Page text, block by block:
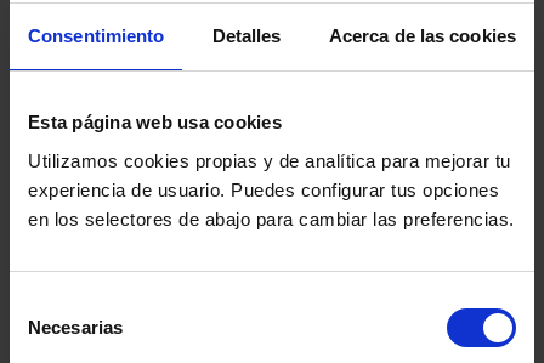
Consentimiento Detalles Acerca de las cookies
Esta página web usa cookies
Utilizamos cookies propias y de analítica para mejorar tu
experiencia de usuario. Puedes configurar tus opciones
en los selectores de abajo para cambiar las preferencias.
Necesarias